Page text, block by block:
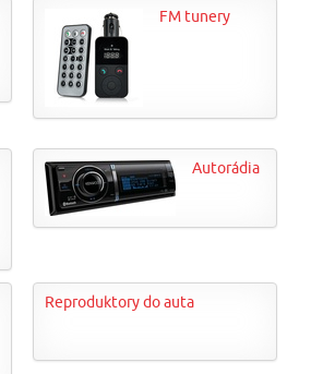
FM tunery
Autorádia
Reproduktory do auta